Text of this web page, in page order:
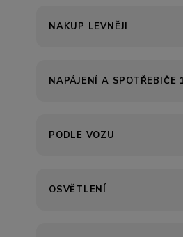
NAKUP LEVNĚJI
NAPÁJENÍ A SPOTŘEBIČE
PODLE VOZU
OSVĚTLENÍ